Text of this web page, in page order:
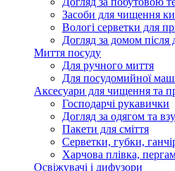
Засоби для чищення
Вологі серветки для
Догляд за домом
Миття посуду
Для ручного миття
Для посудомийної
Аксесуари для чищення та
Господарчі рукавички
Догляд за одягом та
Пакети для сміття
Серветки, губки,
Харчова плівка,
Освіжувачі і дифузори